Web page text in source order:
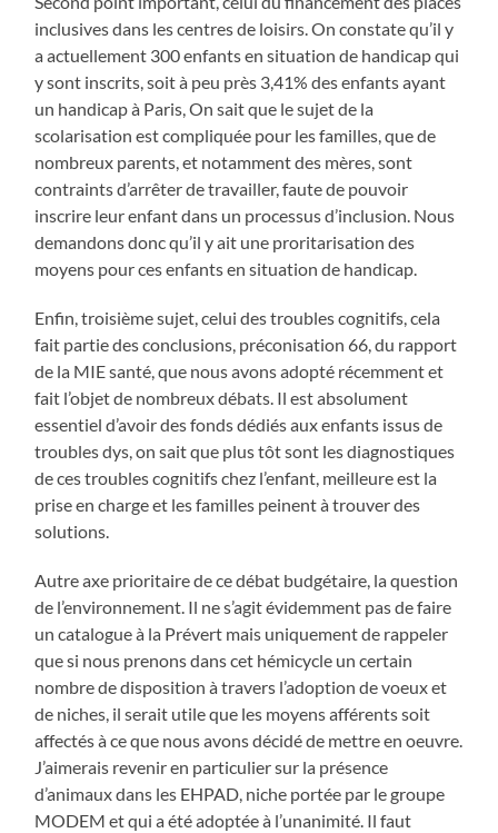
inclusives dans les centres de loisirs. On constate qu’il y
a actuellement 300 enfants en situation de handicap qui
y sont inscrits, soit à peu près 3,41% des enfants ayant
un handicap à Paris, On sait que le sujet de la
scolarisation est compliquée pour les familles, que de
nombreux parents, et notamment des mères, sont
contraints d’arrêter de travailler, faute de pouvoir
inscrire leur enfant dans un processus d’inclusion. Nous
demandons donc qu’il y ait une proritarisation des
moyens pour ces enfants en situation de handicap.
Enfin, troisième sujet, celui des troubles cognitifs, cela
fait partie des conclusions, préconisation 66, du rapport
de la MIE santé, que nous avons adopté récemment et
fait l’objet de nombreux débats. Il est absolument
essentiel d’avoir des fonds dédiés aux enfants issus de
troubles dys, on sait que plus tôt sont les diagnostiques
de ces troubles cognitifs chez l’enfant, meilleure est la
prise en charge et les familles peinent à trouver des
solutions.
Autre axe prioritaire de ce débat budgétaire, la question
de l’environnement. Il ne s’agit évidemment pas de faire
un catalogue à la Prévert mais uniquement de rappeler
que si nous prenons dans cet hémicycle un certain
nombre de disposition à travers l’adoption de voeux et
de niches, il serait utile que les moyens afférents soit
affectés à ce que nous avons décidé de mettre en oeuvre.
J’aimerais revenir en particulier sur la présence
d’animaux dans les EHPAD, niche portée par le groupe
MODEM et qui a été adoptée à l’unanimité. Il faut